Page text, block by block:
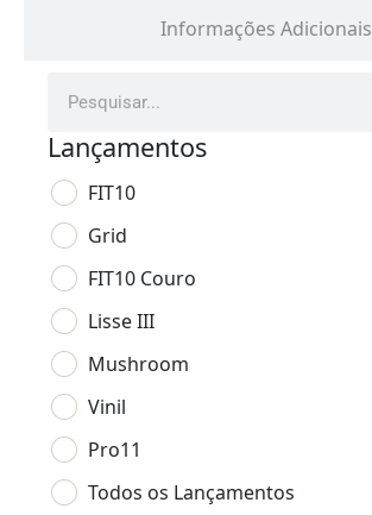
Informações Adicionais
Lançamentos
FIT10
Grid
FIT10 Couro
Lisse III
Mushroom
Vinil
Pro11
Todos os Lançamentos